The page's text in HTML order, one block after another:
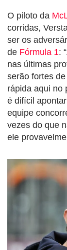
O piloto da
corridas,
ser os
de Fórmula 1:
nas últimas
serão fortes
rápida aqui no
é difícil
equipe
vezes do que
ele